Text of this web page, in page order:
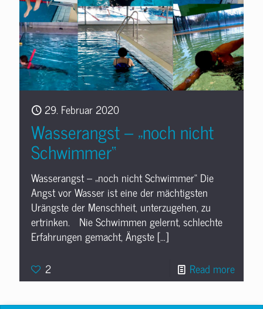
29. Februar 2020
Wasserangst – „noch nicht
Schwimmer“
Wasserangst – „noch nicht Schwimmer“ Die
Angst vor Wasser ist eine der mächtigsten
Urängste der Menschheit, unterzugehen, zu
ertrinken. Nie Schwimmen gelernt, schlechte
Erfahrungen gemacht, Ängste[…]
2
Read more